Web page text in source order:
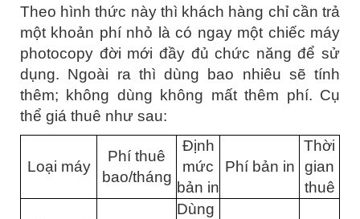
Theo hình thức này thì khách hàng chỉ cần trả
một khoản phí nhỏ là có ngay một chiếc máy
photocopy đời mới đầy đủ chức năng để sử
dụng. Ngoài ra thì dùng bao nhiêu sẽ tính
thêm; không dùng không mất thêm phí. Cụ
thể giá thuê như sau:
Loại máy
Phí thuê
bao/tháng
Định
mức
bản in
Phí bản in
Thời
gian
thuê
Dùng